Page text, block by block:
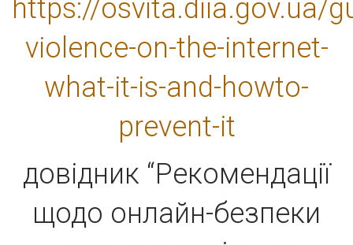
https://osvita.diia.gov.ua/
violence-on-the-internet-
what-it-is-and-howto-
prevent-it
довідник “Рекомендації
щодо онлайн-безпеки